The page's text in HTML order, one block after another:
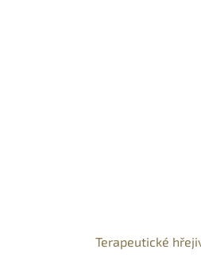
Terapeutické